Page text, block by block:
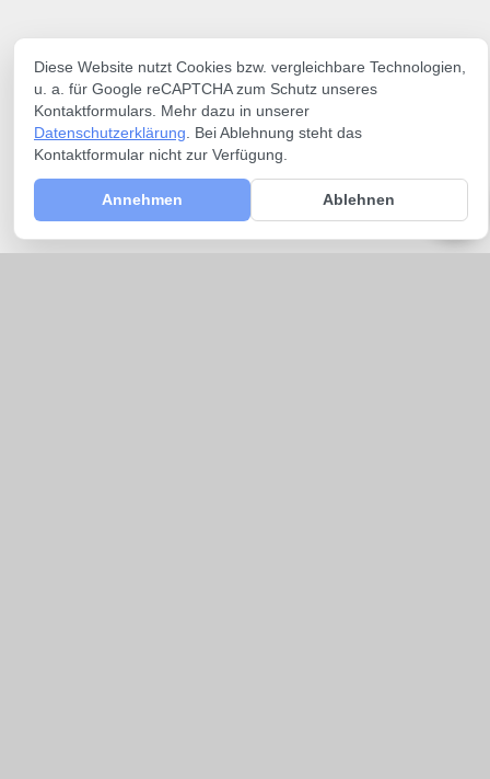
Diese Website nutzt Cookies bzw. vergleichbare Technologien,
u. a. für Google reCAPTCHA zum Schutz unseres
Kontaktformulars. Mehr dazu in unserer
Datenschutzerklärung . Bei Ablehnung steht das
Kontaktformular nicht zur Verfügung.
Annehmen Ablehnen